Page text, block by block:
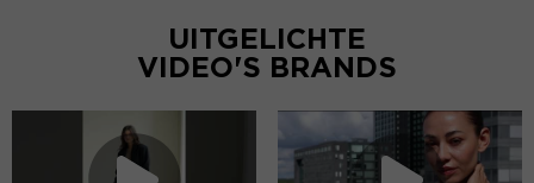
UITGELICHTE
VIDEO'S BRANDS